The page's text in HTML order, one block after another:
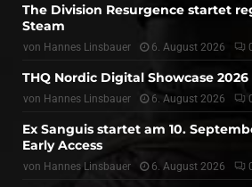
The Division Resurgence startet
Steam
von Hannes Linsbauer 6. August 2026
THQ Nordic Digital Showcase
von Hannes Linsbauer 6. August 2026
Ex Sanguis startet am 10.
Early Access
von Hannes Linsbauer 6. August 2026